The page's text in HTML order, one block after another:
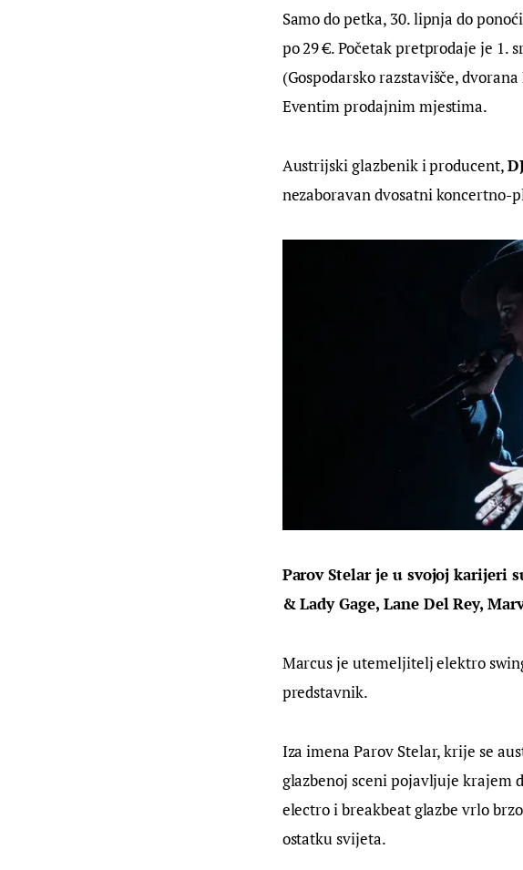
Samo do petka, 30. lipnja do
po 29 €. Početak pretprodaje je 1.
(Gospodarsko razstavišče,
Eventim prodajnim mjestima.
Austrijski glazbenik i producent,
nezaboravan dvosatni koncertno-
Parov Stelar je u svojoj karijeri
& Lady Gage, Lane Del Rey,
Marcus je utemeljitelj elektro
predstavnik.
Iza imena Parov Stelar, krije se
glazbenoj sceni pojavljuje krajem
electro i breakbeat glazbe vrlo
ostatku svijeta.